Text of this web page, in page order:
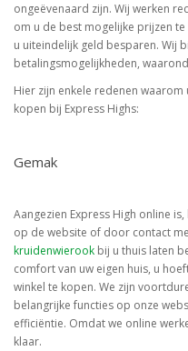
ongeëvenaard zijn. Wij werken
om u de best mogelijke prijzen
u uiteindelijk geld besparen. Wij
betalingsmogelijkheden,
Hier zijn enkele redenen waarom
kopen bij Express Highs:
Gemak
Aangezien Express High online
op de website of door contact
kruidenwierook bij u thuis laten
comfort van uw eigen huis, u
winkel te kopen. We zijn
belangrijke functies op onze
efficiëntie. Omdat we online
klaar.